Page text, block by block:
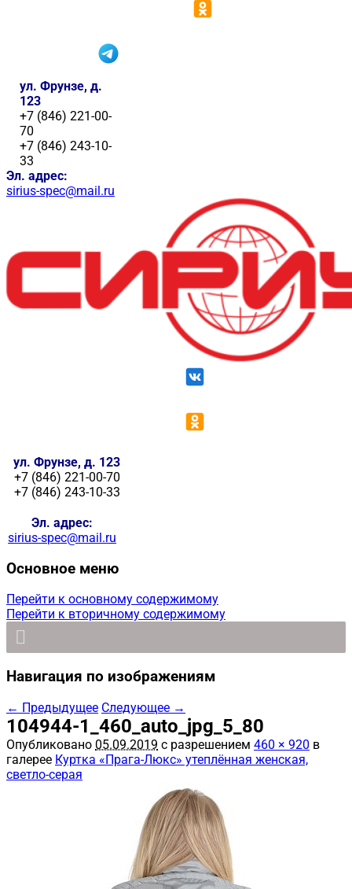
ул. Фрунзе, д.
123
+7 (846) 221-00-
70
+7 (846) 243-10-
33
Эл. адрес:
sirius-spec@mail.ru
ул. Фрунзе, д. 123
+7 (846) 221-00-70
+7 (846) 243-10-33
Эл. адрес:
sirius-spec@mail.ru
Основное меню
Перейти к основному содержимому
Перейти к вторичному содержимому
Навигация по изображениям
← Предыдущее Следующее →
104944-1_460_auto_jpg_5_80
Опубликовано 05.09.2019 с разрешением 460 × 920 в
галерее Куртка «Прага-Люкс» утеплённая женская,
светло-серая